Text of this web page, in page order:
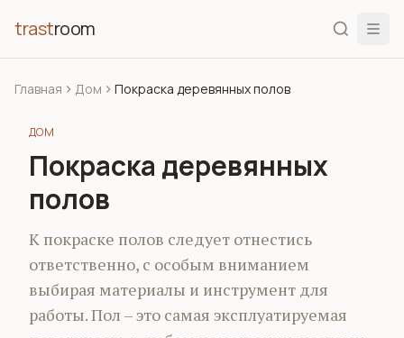
trastroom
Главная Дом Покраска деревянных полов
ДОМ
Покраска деревянных
полов
К покраске полов следует отнестись
ответственно, с особым вниманием
выбирая материалы и инструмент для
работы. Пол – это самая эксплуатируемая